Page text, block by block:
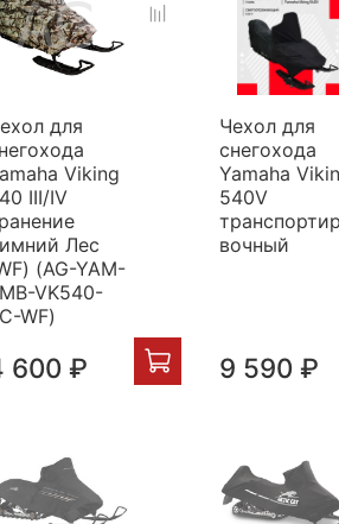
для
Viking
III/IV
Лес
(AG-YAM-
VK540-
WF)
600 ₽
Чехол для
снегохода
Yamaha
540V
вочный
9 590 ₽